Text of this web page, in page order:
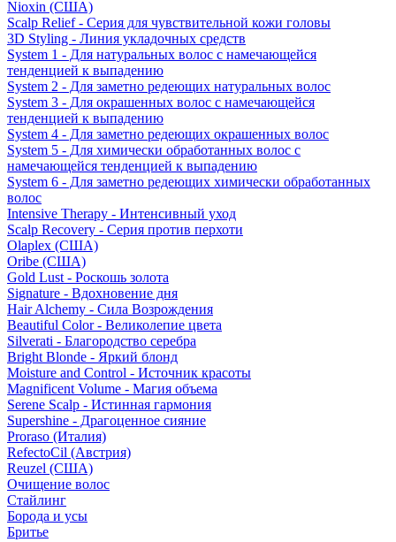
Nioxin (США)
Scalp Relief - Серия для чувствительной кожи головы
3D Styling - Линия укладочных средств
System 1 - Для натуральных волос с намечающейся
тенденцией к выпадению
System 2 - Для заметно редеющих натуральных волос
System 3 - Для окрашенных волос с намечающейся
тенденцией к выпадению
System 4 - Для заметно редеющих окрашенных волос
System 5 - Для химически обработанных волос с
намечающейся тенденцией к выпадению
System 6 - Для заметно редеющих химически обработанных
волос
Intensive Therapy - Интенсивный уход
Scalp Recovery - Серия против перхоти
Olaplex (США)
Oribe (США)
Gold Lust - Роскошь золота
Signature - Вдохновение дня
Hair Alchemy - Сила Возрождения
Beautiful Color - Великолепие цвета
Silverati - Благородство серебра
Bright Blonde - Яркий блонд
Moisture and Control - Источник красоты
Magnificent Volume - Магия объема
Serene Scalp - Истинная гармония
Supershine - Драгоценное сияние
Proraso (Италия)
RefectoCil (Австрия)
Reuzel (США)
Очищение волос
Стайлинг
Борода и усы
Бритье